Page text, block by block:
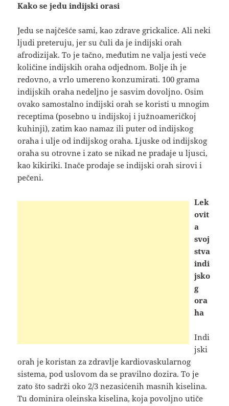
Kako se jedu indijski orasi
Jedu se najčešće sami, kao zdrave grickalice. Ali neki
ljudi preteruju, jer su čuli da je indijski orah
afrodizijak. To je tačno, međutim ne valja jesti veće
količine indijskih oraha odjednom. Bolje ih je
redovno, a vrlo umereno konzumirati. 100 grama
indijskih oraha nedeljno je sasvim dovoljno. Osim
ovako samostalno indijski orah se koristi u mnogim
receptima (posebno u indijskoj i južnoameričkoj
kuhinji), zatim kao namaz ili puter od indijskog
oraha i ulje od indijskog oraha. Ljuske od indijskog
oraha su otrovne i zato se nikad ne pradaje u ljusci,
kao kikiriki. Inače prodaje se indijski orah sirovi i
pečeni.
Lek
ovit
a
svoj
stva
indi
jsko
g
ora
ha
Indi
jski
orah je koristan za zdravlje kardiovaskularnog
sistema, pod uslovom da se pravilno dozira. To je
zato što sadrži oko 2/3 nezasićenih masnih kiselina.
Tu dominira oleinska kiselina, koja povoljno utiče